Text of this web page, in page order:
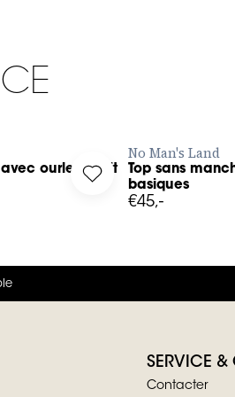
avec ourlet étroit à la cheville
ourlet étroit
Log in to add Top
No Man's Land
Top sans
basiques
€45,-
SERVICE &
Contacter